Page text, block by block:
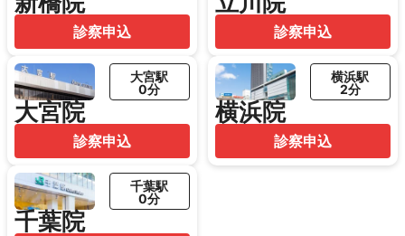
診察申込 診察申込
大宮院
大宮駅
0分
診察申込
横浜院
横浜駅
2分
診察申込
千葉院
千葉駅
0分